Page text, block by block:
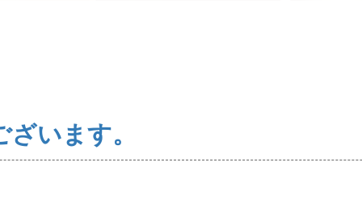
活キャンペーン
います。